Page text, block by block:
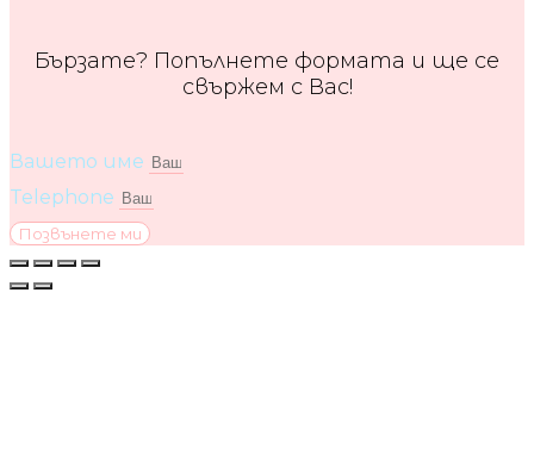
Бързате? Попълнете формата и ще се
свържем с Вас!
Вашето име
Telephone
Позвънете ми